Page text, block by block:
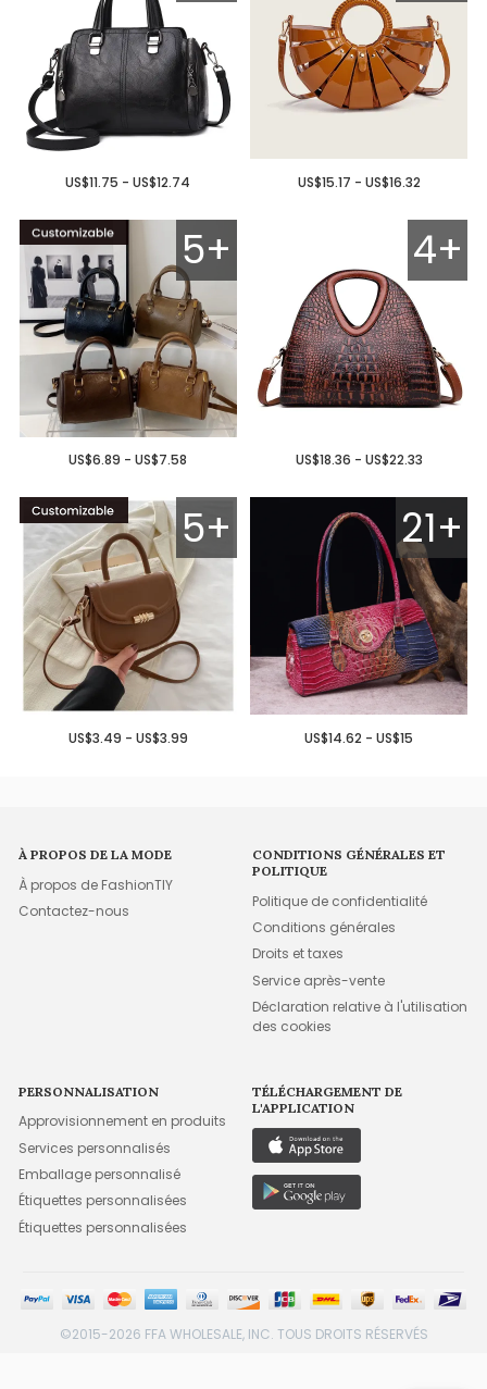
US$11.75 - US$12.74 US$15.17 - US$16.32
5+
US$6.89 - US$7.58
4+
US$18.36 - US$22.33
5+
US$3.49 - US$3.99
21+
US$14.62 - US$15
À PROPOS DE LA MODE
À propos de FashionTIY
Contactez-nous
CONDITIONS GÉNÉRALES ET
POLITIQUE
Politique de confidentialité
Conditions générales
Droits et taxes
Service après-vente
Déclaration relative à l'utilisation
des cookies
PERSONNALISATION
Approvisionnement en produits
Services personnalisés
Emballage personnalisé
Étiquettes personnalisées
Étiquettes personnalisées
TÉLÉCHARGEMENT DE
L'APPLICATION
©2015-2026 FFA WHOLESALE, INC. TOUS DROITS RÉSERVÉS